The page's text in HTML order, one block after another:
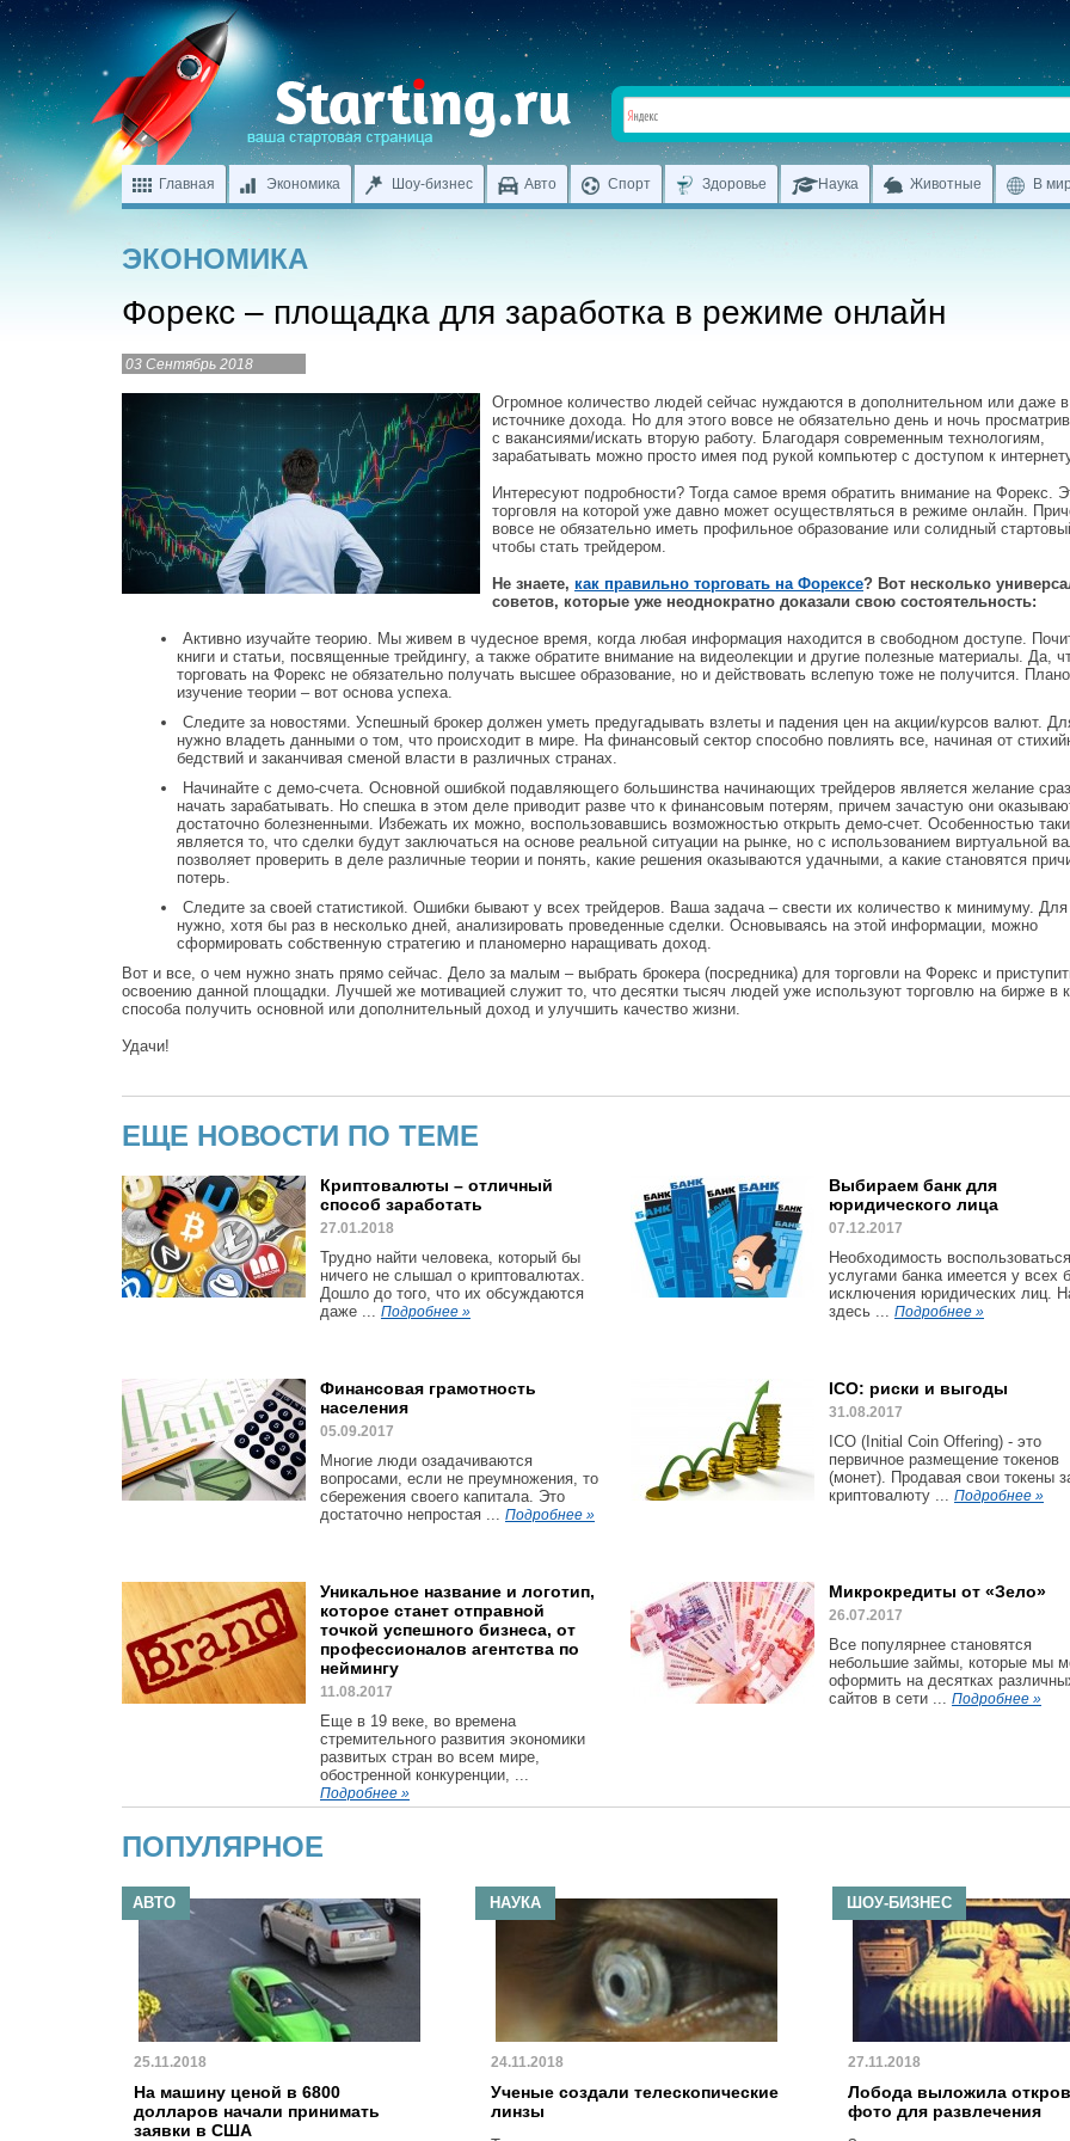
Главная Экономика Шоу-бизнес Авто Спорт Здоровье Наука Животные В
ЭКОНОМИКА
Форекс – площадка для заработка в режиме онлайн
03 Сентябрь 2018
Огромное количество людей сейчас нуждаются в дополнительном или даже
источнике дохода. Но для этого вовсе не обязательно день и ночь
с вакансиями/искать вторую работу. Благодаря современным технологиям,
зарабатывать можно просто имея под рукой компьютер с доступом к
Интересуют подробности? Тогда самое время обратить внимание на Форекс.
торговля на которой уже давно может осуществляться в режиме онлайн.
вовсе не обязательно иметь профильное образование или солидный
чтобы стать трейдером.
Не знаете, как правильно торговать на Форексе? Вот несколько
советов, которые уже неоднократно доказали свою состоятельность:
Активно изучайте теорию. Мы живем в чудесное время, когда любая информация находится в свободном доступе.
книги и статьи, посвященные трейдингу, а также обратите внимание на видеолекции и другие полезные материалы. Да,
торговать на Форекс не обязательно получать высшее образование, но и действовать вслепую тоже не получится.
изучение теории – вот основа успеха.
Следите за новостями. Успешный брокер должен уметь предугадывать взлеты и падения цен на акции/курсов валют.
нужно владеть данными о том, что происходит в мире. На финансовый сектор способно повлиять все, начиная от
бедствий и заканчивая сменой власти в различных странах.
Начинайте с демо-счета. Основной ошибкой подавляющего большинства начинающих трейдеров является желание
начать зарабатывать. Но спешка в этом деле приводит разве что к финансовым потерям, причем зачастую они
достаточно болезненными. Избежать их можно, воспользовавшись возможностью открыть демо-счет. Особенностью
является то, что сделки будут заключаться на основе реальной ситуации на рынке, но с использованием виртуальной
позволяет проверить в деле различные теории и понять, какие решения оказываются удачными, а какие становятся
потерь.
Следите за своей статистикой. Ошибки бывают у всех трейдеров. Ваша задача – свести их количество к минимуму. Для
нужно, хотя бы раз в несколько дней, анализировать проведенные сделки. Основываясь на этой информации, можно
сформировать собственную стратегию и планомерно наращивать доход.
Вот и все, о чем нужно знать прямо сейчас. Дело за малым – выбрать брокера (посредника) для торговли на Форекс и
освоению данной площадки. Лучшей же мотивацией служит то, что десятки тысяч людей уже используют торговлю на бирже в
способа получить основной или дополнительный доход и улучшить качество жизни.
Удачи!
ЕЩЕ НОВОСТИ ПО ТЕМЕ
Криптовалюты – отличный
способ заработать
27.01.2018
Трудно найти человека, который бы
ничего не слышал о криптовалютах.
Дошло до того, что их обсуждаются
даже ... Подробнее »
Выбираем банк для
юридического лица
07.12.2017
Необходимость воспользоваться
услугами банка имеется у всех
исключения юридических лиц.
здесь ... Подробнее »
Финансовая грамотность
населения
05.09.2017
Многие люди озадачиваются
вопросами, если не преумножения, то
сбережения своего капитала. Это
достаточно непростая ... Подробнее »
ICO: риски и выгоды
31.08.2017
ICO (Initial Coin Offering) - это
первичное размещение токенов
(монет). Продавая свои токены
криптовалюту ... Подробнее »
Уникальное название и логотип,
которое станет отправной
точкой успешного бизнеса, от
профессионалов агентства по
неймингу
11.08.2017
Еще в 19 веке, во времена
стремительного развития экономики
развитых стран во всем мире,
обостренной конкуренции, ...
Подробнее »
Микрокредиты от «Зело»
26.07.2017
Все популярнее становятся
небольшие займы, которые мы
оформить на десятках
сайтов в сети ... Подробнее »
ПОПУЛЯРНОЕ
АВТО
25.11.2018
На машину ценой в 6800
долларов начали принимать
заявки в США
НАУКА
24.11.2018
Ученые создали телескопические
линзы
ШОУ-БИЗНЕС
27.11.2018
Лобода выложила
фото для развлечения